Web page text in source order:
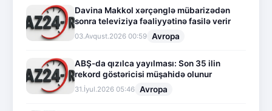
Davina Makkol xərçənglə mübarizədən
sonra televiziya fəaliyyətinə fasilə verir
03.Avqust.2026 00:59 Avropa
ABŞ-da qızılca yayılması: Son 35 ilin
rekord göstəricisi müşahidə olunur
31.İyul.2026 05:46 Avropa